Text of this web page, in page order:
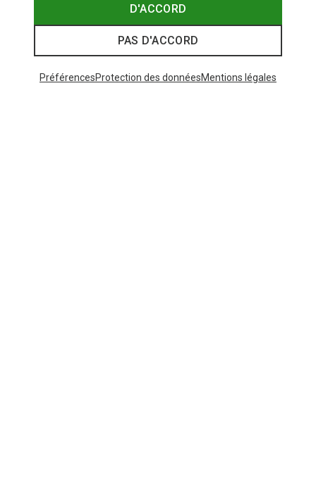
D'ACCORD
PAS D'ACCORD
PréférencesProtection des donnéesMentions légales